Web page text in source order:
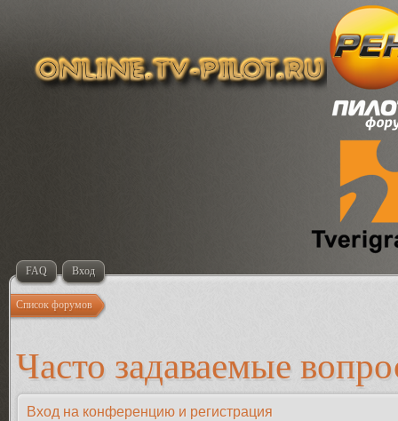
FAQ Вход
Список форумов
Часто задаваемые
Вход на конференцию и регистрация